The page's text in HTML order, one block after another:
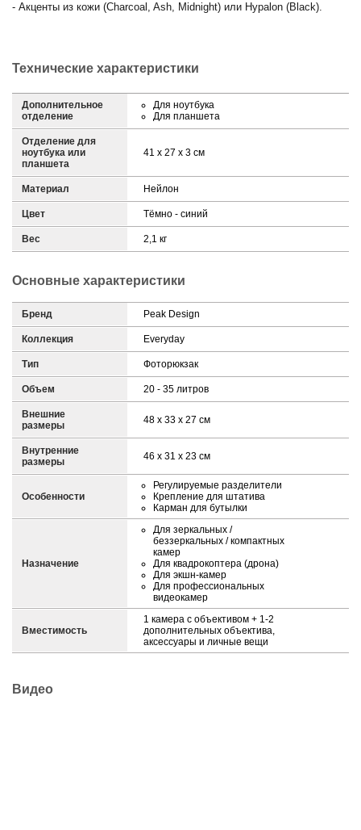
- Акценты из кожи (Charcoal, Ash, Midnight) или Hypalon (Black).
Технические характеристики
Дополнительное
отделение
Для ноутбука
Для планшета
Отделение для
ноутбука или
планшета
41 x 27 x 3 см
Материал Нейлон
Цвет Тёмно - синий
Вес 2,1 кг
Основные характеристики
Бренд Peak Design
Коллекция Everyday
Тип Фоторюкзак
Объем 20 - 35 литров
Внешние
размеры
48 x 33 x 27 см
Внутренние
размеры
46 х 31 х 23 см
Особенности
Регулируемые разделители
Крепление для штатива
Карман для бутылки
Назначение
Для зеркальных /
беззеркальных / компактных
камер
Для квадрокоптера (дрона)
Для экшн-камер
Для профессиональных
видеокамер
Вместимость
1 камера с объективом + 1-2
дополнительных объектива,
аксессуары и личные вещи
Видео